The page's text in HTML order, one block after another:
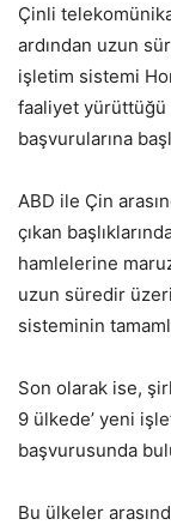
Çinli
ardından uzun
işletim sistemi
faaliyet
başvurularına
ABD ile Çin
çıkan
hamlelerine
uzun süredir
sisteminin
Son olarak ise,
9 ülkede’ yeni
başvurusunda
Bu ülkeler